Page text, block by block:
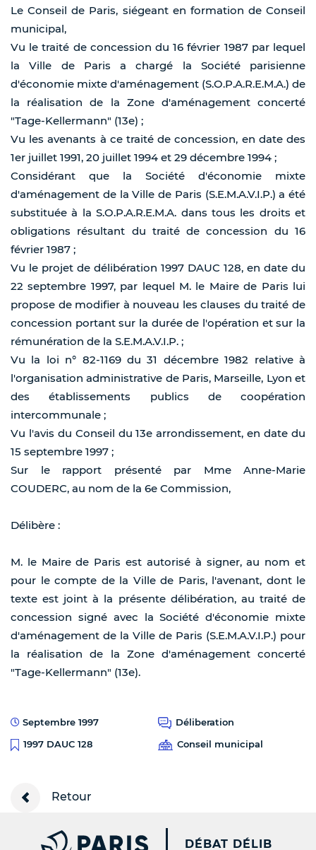
Le Conseil de Paris, siégeant en formation de Conseil
municipal,
Vu le traité de concession du 16 février 1987 par lequel
la Ville de Paris a chargé la Société parisienne
d'économie mixte d'aménagement (S.O.P.A.R.E.M.A.) de
la réalisation de la Zone d'aménagement concerté
"Tage-Kellermann" (13e) ;
Vu les avenants à ce traité de concession, en date des
1er juillet 1991, 20 juillet 1994 et 29 décembre 1994 ;
Considérant que la Société d'économie mixte
d'aménagement de la Ville de Paris (S.E.M.A.V.I.P.) a été
substituée à la S.O.P.A.R.E.M.A. dans tous les droits et
obligations résultant du traité de concession du 16
février 1987 ;
Vu le projet de délibération 1997 DAUC 128, en date du
22 septembre 1997, par lequel M. le Maire de Paris lui
propose de modifier à nouveau les clauses du traité de
concession portant sur la durée de l'opération et sur la
rémunération de la S.E.M.A.V.I.P. ;
Vu la loi n° 82-1169 du 31 décembre 1982 relative à
l'organisation administrative de Paris, Marseille, Lyon et
des établissements publics de coopération
intercommunale ;
Vu l'avis du Conseil du 13e arrondissement, en date du
15 septembre 1997 ;
Sur le rapport présenté par Mme Anne-Marie
COUDERC, au nom de la 6e Commission,
Délibère :
M. le Maire de Paris est autorisé à signer, au nom et
pour le compte de la Ville de Paris, l'avenant, dont le
texte est joint à la présente délibération, au traité de
concession signé avec la Société d'économie mixte
d'aménagement de la Ville de Paris (S.E.M.A.V.I.P.) pour
la réalisation de la Zone d'aménagement concerté
"Tage-Kellermann" (13e).
Septembre 1997
Déliberation
1997 DAUC 128
Conseil municipal
Retour
PARIS.FR [NEW
DÉBAT DÉLIB